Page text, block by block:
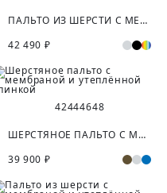
ПАЛЬТО ИЗ ШЕРСТИ С МЕМБРАНОЙ И УТЕПЛЁННОЙ СПИНКОЙ
42 490 ₽
42444648
ШЕРСТЯНОЕ ПАЛЬТО С МЕМБРАНОЙ И УТЕПЛЁННОЙ СПИНКОЙ
39 900 ₽